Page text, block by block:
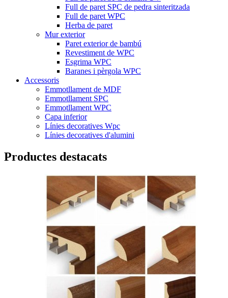
Full de paret SPC de pedra sinteritzada
Full de paret WPC
Herba de paret
Mur exterior
Paret exterior de bambú
Revestiment de WPC
Esgrima WPC
Baranes i pèrgola WPC
Accessoris
Emmotllament de MDF
Emmotllament SPC
Emmotllament WPC
Capa inferior
Línies decoratives Wpc
Línies decoratives d'alumini
Productes destacats